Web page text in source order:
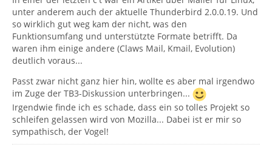
unter anderem auch der aktuelle Thunderbird 2.0.0.19. Und
so wirklich gut weg kam der nicht, was den
Funktionsumfang und unterstützte Formate betrifft. Da
waren ihm einige andere (Claws Mail, Kmail, Evolution)
deutlich voraus...
Passt zwar nicht ganz hier hin, wollte es aber mal irgendwo
im Zuge der TB3-Diskussion unterbringen...
Irgendwie finde ich es schade, dass ein so tolles Projekt so
schleifen gelassen wird von Mozilla... Dabei ist er mir so
sympathisch, der Vogel!